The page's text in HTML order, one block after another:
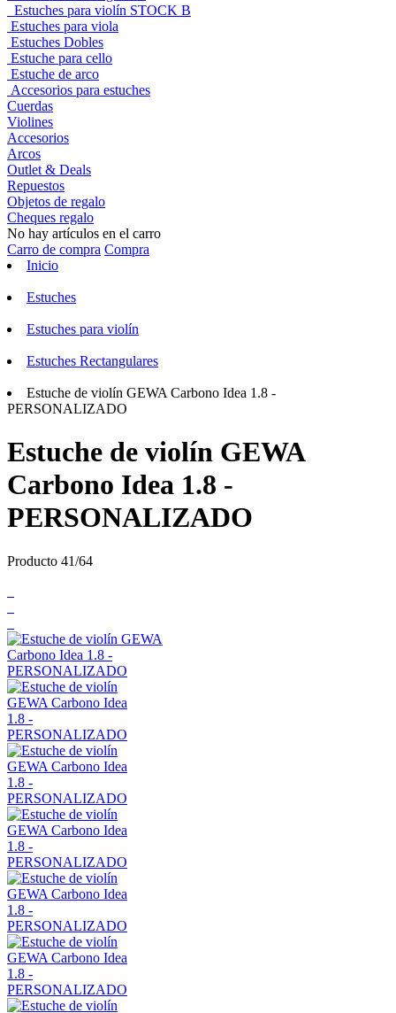
Estuches para violín STOCK B
Estuches para viola
Estuches Dobles
Estuche para cello
Estuche de arco
Accesorios para estuches
Cuerdas
Violines
Accesorios
Arcos
Outlet & Deals
Repuestos
Objetos de regalo
Cheques regalo
No hay artículos en el carro
Carro de compra Compra
Inicio
Estuches
Estuches para violín
Estuches Rectangulares
Estuche de violín GEWA Carbono Idea 1.8 -
PERSONALIZADO
Estuche de violín GEWA
Carbono Idea 1.8 -
PERSONALIZADO
Producto 41/64